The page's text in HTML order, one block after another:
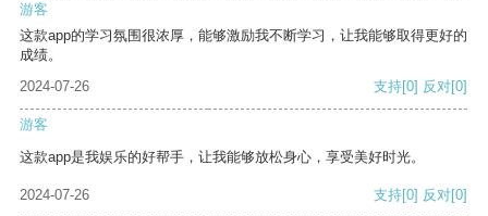
游客
这款app的学习氛围很浓厚，能够激励我不断学习，让我能够取得更好的
成绩。
2024-07-26
支持[0] 反对[0]
游客
这款app是我娱乐的好帮手，让我能够放松身心，享受美好时光。
2024-07-26 支持[0] 反对[0]